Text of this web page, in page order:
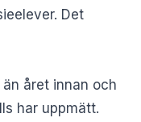
Det
året innan och
har uppmätt.